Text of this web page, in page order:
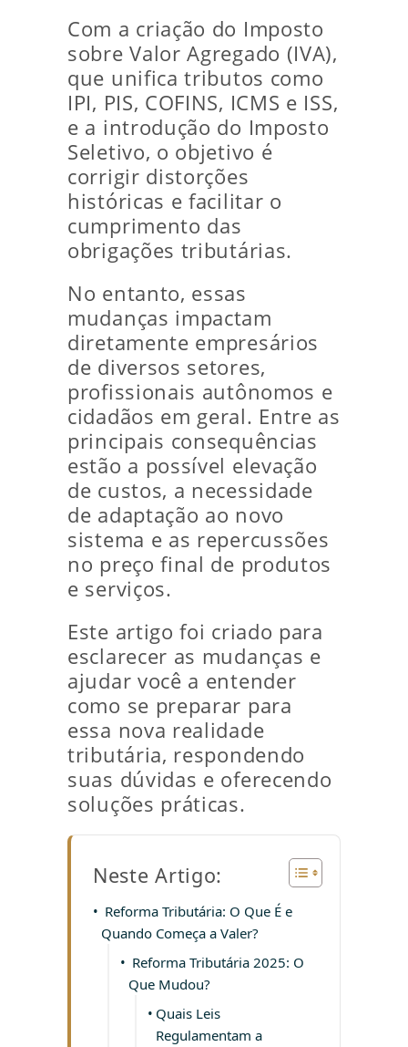
Com a criação do Imposto
sobre Valor Agregado (IVA),
que unifica tributos como
IPI, PIS, COFINS, ICMS e ISS,
e a introdução do Imposto
Seletivo, o objetivo é
corrigir distorções
históricas e facilitar o
cumprimento das
obrigações tributárias.
No entanto, essas
mudanças impactam
diretamente empresários
de diversos setores,
profissionais autônomos e
cidadãos em geral. Entre as
principais consequências
estão a possível elevação
de custos, a necessidade
de adaptação ao novo
sistema e as repercussões
no preço final de produtos
e serviços.
Este artigo foi criado para
esclarecer as mudanças e
ajudar você a entender
como se preparar para
essa nova realidade
tributária, respondendo
suas dúvidas e oferecendo
soluções práticas.
Neste Artigo:
Reforma Tributária: O Que É e
Quando Começa a Valer?
Reforma Tributária 2025: O
Que Mudou?
Quais Leis
Regulamentam a